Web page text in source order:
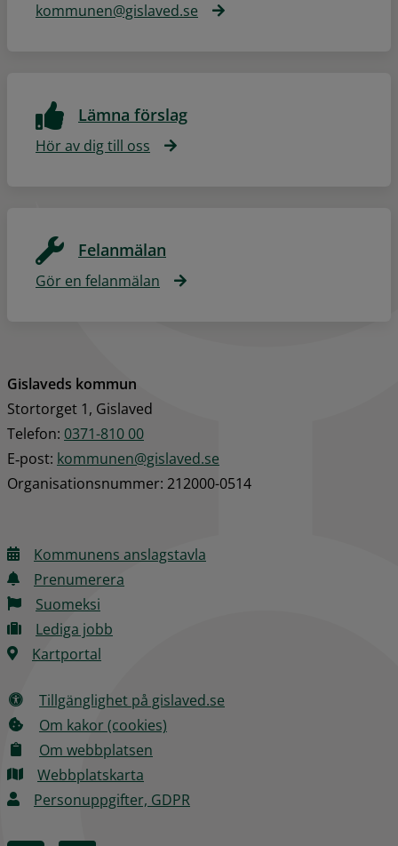
kommunen@gislaved.se
Lämna förslag
Hör av dig till oss
Felanmälan
Gör en felanmälan
Gislaveds kommun
Stortorget 1, Gislaved
Telefon: 0371-810 00
E‑post: kommunen@gislaved.se
Organisationsnummer: 212000-0514
Kommunens anslagstavla
Prenumerera
Suomeksi
Lediga jobb
Kartportal
Tillgänglighet på gislaved.se
Om kakor (cookies)
Om webbplatsen
Webbplatskarta
Personuppgifter, GDPR